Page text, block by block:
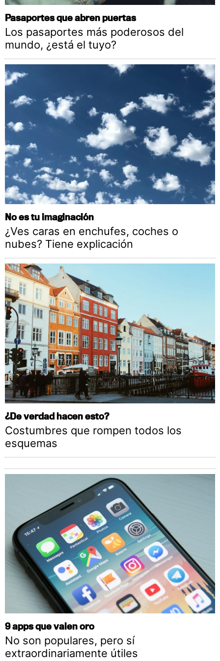
Pasaportes que abren puertas
Los pasaportes más poderosos del
mundo, ¿está el tuyo?
No es tu imaginación
¿Ves caras en enchufes, coches o
nubes? Tiene explicación
¿De verdad hacen esto?
Costumbres que rompen todos los
esquemas
9 apps que valen oro
No son populares, pero sí
extraordinariamente útiles